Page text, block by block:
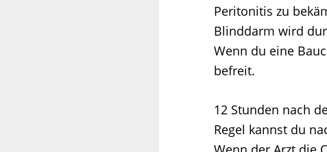
Peritonitis zu
Blinddarm wird
Wenn du eine
befreit.
12 Stunden nach
Regel kannst du